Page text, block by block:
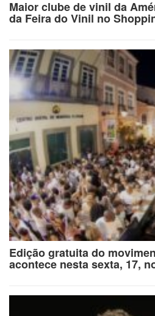
Maior clube de vinil da
da Feira do Vinil no
Edição gratuita do
acontece nesta sexta, 17,